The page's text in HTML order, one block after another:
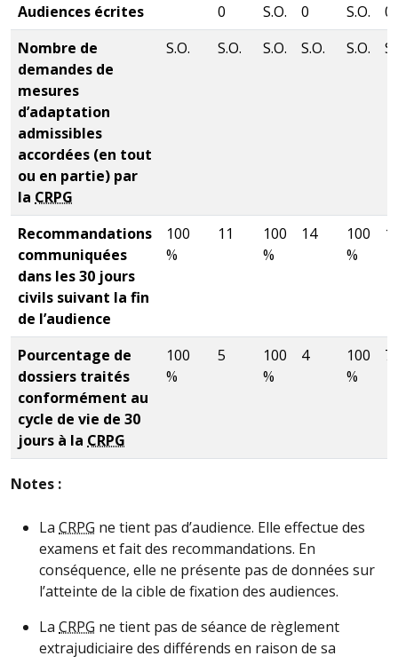
Audiences écrites 0 S.O. 0 S.O.
0
Nombre de
demandes de
mesures
d’adaptation
admissibles
accordées (en tout
ou en partie) par
la CRPG
S.O. S.O. S.O. S.O. S.O.
Recommandations
communiquées
dans les 30 jours
civils suivant la fin
de l’audience
100
%
11
100
%
14
100
%
Pourcentage de
dossiers traités
conformément au
cycle de vie de 30
jours à la CRPG
100
%
5
100
%
4
100
%
7
Notes :
La CRPG ne tient pas d’audience. Elle effectue des
examens et fait des recommandations. En
conséquence, elle ne présente pas de données sur
l’atteinte de la cible de fixation des audiences.
La CRPG ne tient pas de séance de règlement
extrajudiciaire des différends en raison de sa